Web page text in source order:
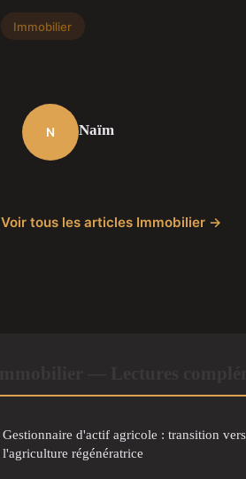
Immobilier
N Naïm
Voir tous les articles Immobilier →
Gestionnaire d'actif agricole : transition vers
l'agriculture régénératrice